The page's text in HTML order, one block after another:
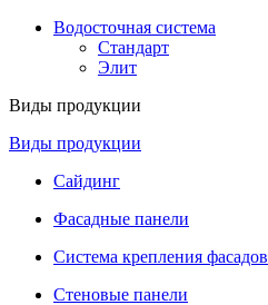
Водосточная система
Стандарт
Элит
Виды продукции
Виды продукции
Сайдинг
Фасадные панели
Система крепления фасадов
Стеновые панели